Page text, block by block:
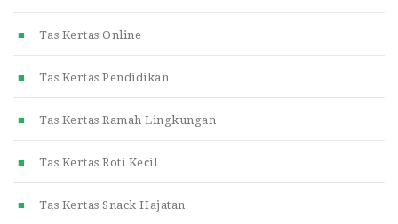
Tas Kertas Online
Tas Kertas Pendidikan
Tas Kertas Ramah Lingkungan
Tas Kertas Roti Kecil
Tas Kertas Snack Hajatan